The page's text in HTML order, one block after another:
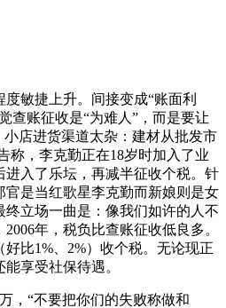
敏捷上升。间接变成“账面利
查账征收是“为难人”，而是要让
小店进货渠道太杂：建材从批发市
称，李克勤正在18岁时加入了业
入了乐坛，再减半征收个税。针
官是当红歌星李克勤而新娘则是女
立场一曲是：像我们如许的人不
年，税负比查账征收低良多。
比1%、2%）收个税。无论现正
享受社保待遇。
“不要把你们的失败称做和